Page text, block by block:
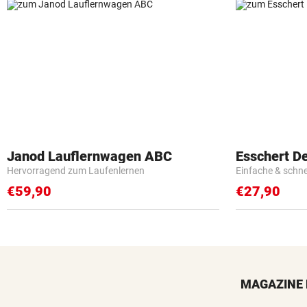
Janod Lauflernwagen ABC
Hervorragend zum Laufenlernen
€59,90
Esschert
Einfache &
€27,90
MAGAZINE